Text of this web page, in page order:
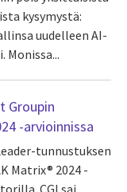
kysymystä:
uudelleen AI-
Groupin
-arvioinnissa
tunnustuksen
Matrix® 2024 -
CGI sai